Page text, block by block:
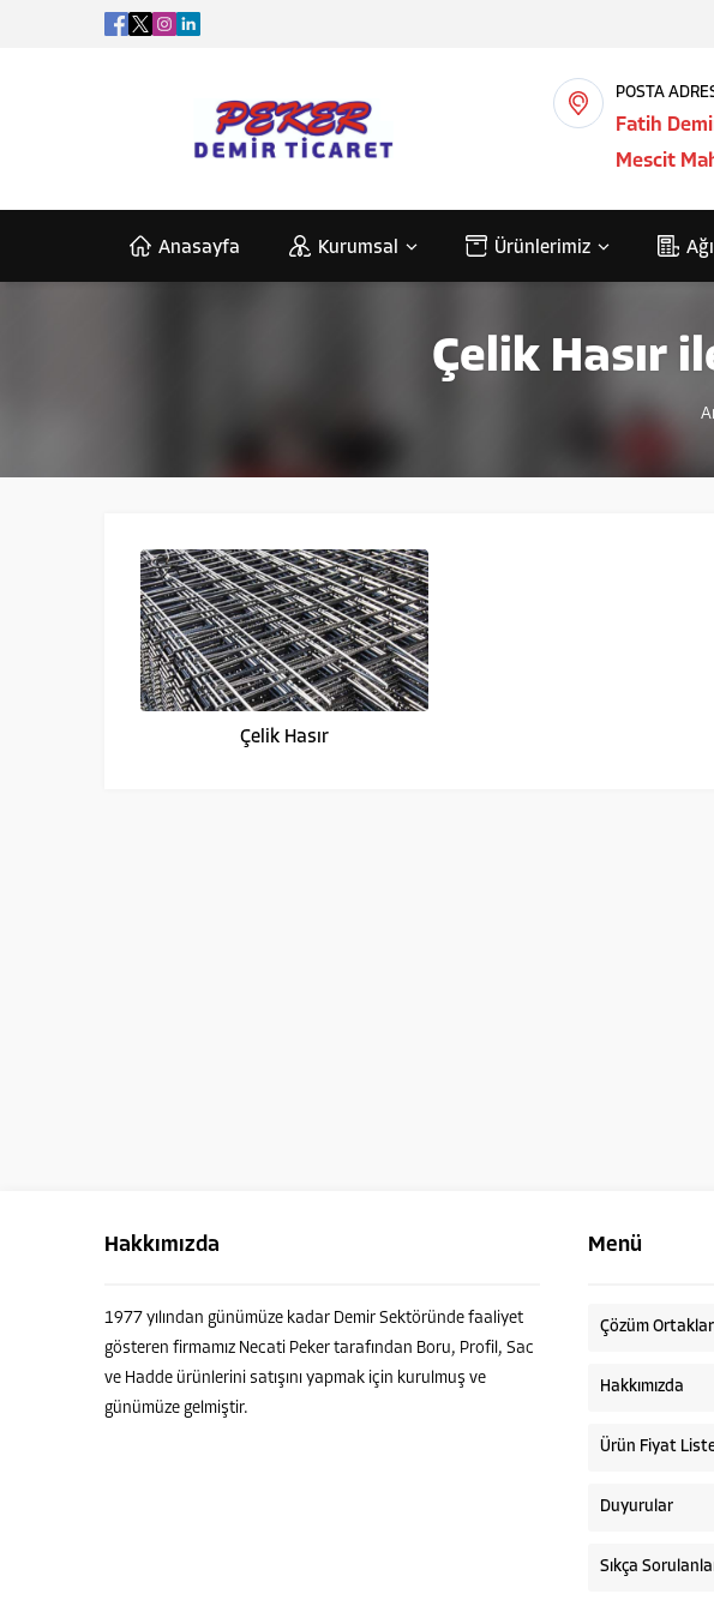
POSTA
Fatih
Mescit
Anasayfa Kurumsal Ürünlerimiz
Çelik Hasır
Çelik Hasır
Hakkımızda
1977 yılından günümüze kadar Demir Sektöründe faaliyet
gösteren firmamız Necati Peker tarafından Boru, Profil, Sac
ve Hadde ürünlerini satışını yapmak için kurulmuş ve
günümüze gelmiştir.
Menü
Çözüm
Hakkımızda
Ürün Fiyat
Duyurular
Sıkça